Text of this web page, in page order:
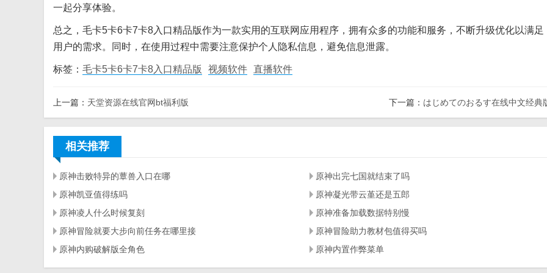
一起分享体验。
总之，毛卡5卡6卡7卡8入口精品版作为一款实用的互联网应用程序，拥有众多的功能和服务，不断升级优化以满足
用户的需求。同时，在使用过程中需要注意保护个人隐私信息，避免信息泄露。
标签： 毛卡5卡6卡7卡8入口精品版 视频软件 直播软件
上一篇： 天堂资源在线官网bt福利版 下一篇： はじめてのおるす在线中文经典
相关推荐
原神击败特异的蕈兽入口在哪
原神出完七国就结束了吗
原神凯亚值得练吗
原神凝光带云堇还是五郎
原神凌人什么时候复刻
原神准备加载数据特别慢
原神冒险就要大步向前任务在哪里接
原神冒险助力教材包值得买吗
原神内购破解版全角色
原神内置作弊菜单